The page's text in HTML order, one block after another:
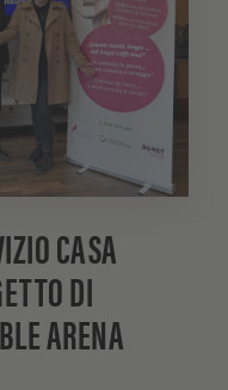
CASA
DI
ARENA